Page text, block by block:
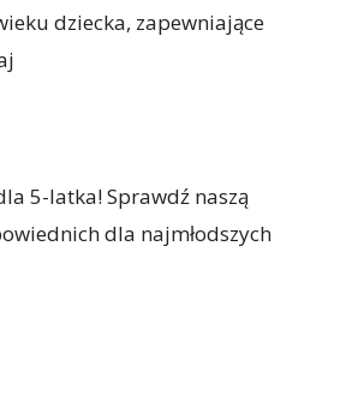
dziecka, zapewniające
5-latka! Sprawdź naszą
dla najmłodszych